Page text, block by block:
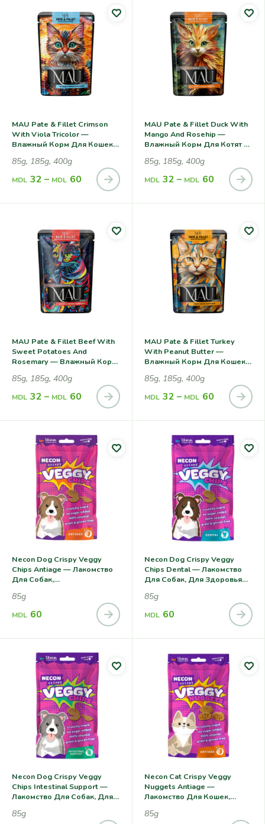
MAU Pate & Fillet Crimson
With Viola Tricolor —
Влажный Корм Для Кошек,
Фиалкой
85g, 185g, 400g
MDL 32 – MDL 60
MAU Pate & Fillet Duck With
Mango And Rosehip —
Влажный Корм Для Котят С
Шиповником
85g, 185g, 400g
MDL 32 – MDL 60
MAU Pate & Fillet Beef With
Sweet Potatoes And
Rosemary — Влажный Корм
Сладким Картофелем И
Розмарином
85g, 185g, 400g
MDL 32 – MDL 60
MAU Pate & Fillet Turkey
With Peanut Butter —
Влажный Корм Для Кошек С
Пастой
85g, 185g, 400g
MDL 32 – MDL 60
Necon Dog Crispy Veggy
Chips Antiage — Лакомство
Для Собак,
85g
MDL 60
Necon Dog Crispy Veggy
Chips Dental — Лакомство
Для Собак, Для Здоровья
85g
MDL 60
Necon Dog Crispy Veggy
Chips Intestinal Support —
Лакомство Для Собак, Для
Пищеварительной Системы
85g
Necon Cat Crispy Veggy
Nuggets Antiage —
Лакомство Для Кошек,
85g